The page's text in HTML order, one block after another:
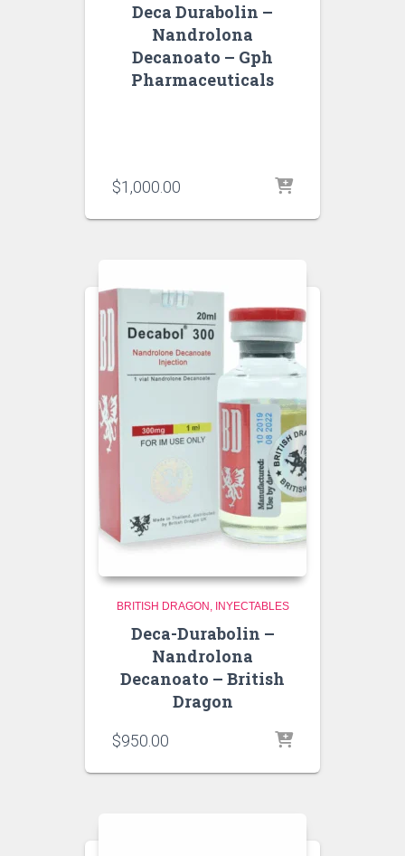
Deca Durabolin –
Nandrolona
Decanoato – Gph
Pharmaceuticals
$1,000.00
BRITISH DRAGON INYECTABLES
Deca-Durabolin –
Nandrolona
Decanoato – British
Dragon
$950.00